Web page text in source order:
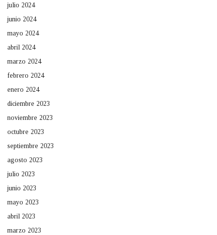
julio 2024
junio 2024
mayo 2024
abril 2024
marzo 2024
febrero 2024
enero 2024
diciembre 2023
noviembre 2023
octubre 2023
septiembre 2023
agosto 2023
julio 2023
junio 2023
mayo 2023
abril 2023
marzo 2023